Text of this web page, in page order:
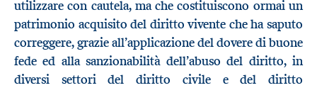
utilizzare con cautela, ma che costituiscono ormai un
patrimonio acquisito del diritto vivente che ha saputo
correggere, grazie all’applicazione del dovere di buone
fede ed alla sanzionabilità dell’abuso del diritto, in
diversi settori del diritto civile e del diritto